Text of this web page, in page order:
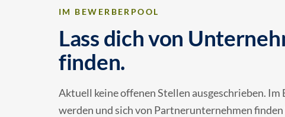
IM BEWERBERPOOL
Lass dich von
finden.
Aktuell keine offenen Stellen ausgeschrieben.
werden und sich von Partnerunternehmen